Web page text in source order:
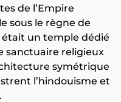
de l’Empire
sous le règne de
un temple dédié
sanctuaire religieux
symétrique
l’hindouisme et